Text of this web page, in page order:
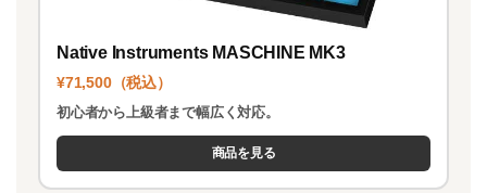
Native Instruments MASCHINE MK3
¥71,500（税込）
初心者から上級者まで幅広く対応。
商品を見る